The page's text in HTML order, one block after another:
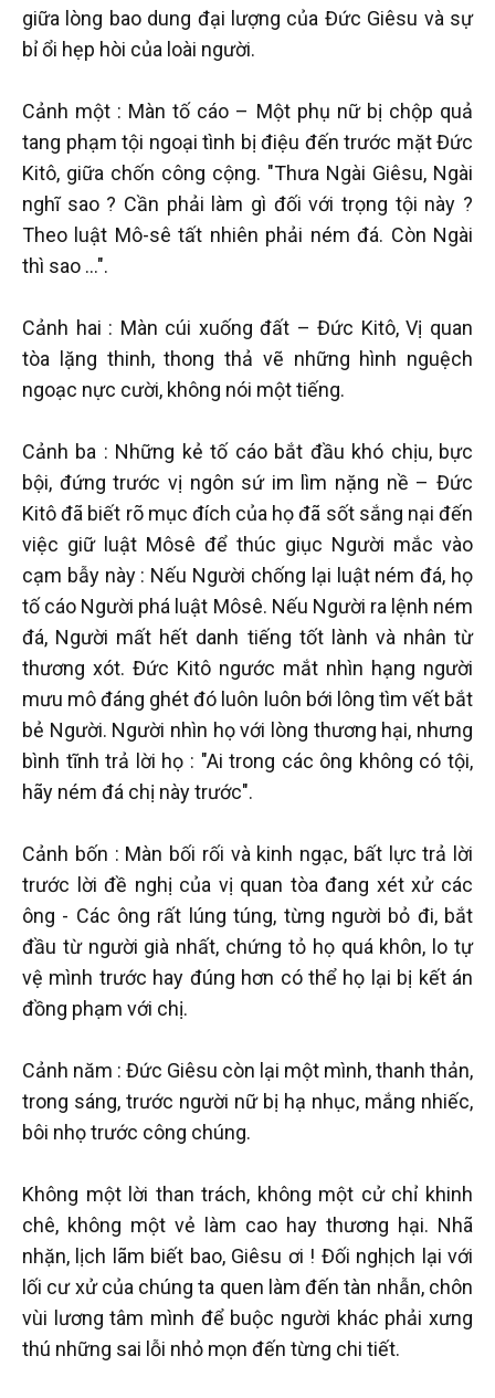
giữa lòng bao dung đại lượng của Đức Giêsu và sự
bỉ ổi hẹp hòi của loài người.
Cảnh một : Màn tố cáo – Một phụ nữ bị chộp quả
tang phạm tội ngoại tình bị điệu đến trước mặt Đức
Kitô, giữa chốn công cộng. "Thưa Ngài Giêsu, Ngài
nghĩ sao ? Cần phải làm gì đối với trọng tội này ?
Theo luật Mô-sê tất nhiên phải ném đá. Còn Ngài
thì sao …".
Cảnh hai : Màn cúi xuống đất – Đức Kitô, Vị quan
tòa lặng thinh, thong thả vẽ những hình nguệch
ngoạc nực cười, không nói một tiếng.
Cảnh ba : Những kẻ tố cáo bắt đầu khó chịu, bực
bội, đứng trước vị ngôn sứ im lìm nặng nề – Đức
Kitô đã biết rõ mục đích của họ đã sốt sắng nại đến
việc giữ luật Môsê để thúc giục Người mắc vào
cạm bẫy này : Nếu Người chống lại luật ném đá, họ
tố cáo Người phá luật Môsê. Nếu Người ra lệnh ném
đá, Người mất hết danh tiếng tốt lành và nhân từ
thương xót. Đức Kitô ngước mắt nhìn hạng người
mưu mô đáng ghét đó luôn luôn bới lông tìm vết bắt
bẻ Người. Người nhìn họ với lòng thương hại, nhưng
bình tĩnh trả lời họ : "Ai trong các ông không có tội,
hãy ném đá chị này trước".
Cảnh bốn : Màn bối rối và kinh ngạc, bất lực trả lời
trước lời đề nghị của vị quan tòa đang xét xử các
ông - Các ông rất lúng túng, từng người bỏ đi, bắt
đầu từ người già nhất, chứng tỏ họ quá khôn, lo tự
vệ mình trước hay đúng hơn có thể họ lại bị kết án
đồng phạm với chị.
Cảnh năm : Đức Giêsu còn lại một mình, thanh thản,
trong sáng, trước người nữ bị hạ nhục, mắng nhiếc,
bôi nhọ trước công chúng.
Không một lời than trách, không một cử chỉ khinh
chê, không một vẻ làm cao hay thương hại. Nhã
nhặn, lịch lãm biết bao, Giêsu ơi ! Đối nghịch lại với
lối cư xử của chúng ta quen làm đến tàn nhẫn, chôn
vùi lương tâm mình để buộc người khác phải xưng
thú những sai lỗi nhỏ mọn đến từng chi tiết.